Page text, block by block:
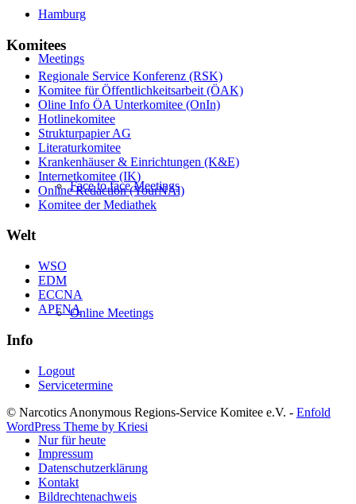
Meetings
Face to face Meetings
Online Meetings
Nur für heute
Hamburg
Komitees
Regionale Service Konferenz (RSK)
Komitee für Öffentlichkeitsarbeit (ÖAK)
Oline Info ÖA Unterkomitee (OnIn)
Hotlinekomitee
Strukturpapier AG
Literaturkomitee
Krankenhäuser & Einrichtungen (K&E)
Internetkomitee (IK)
Online Redaction (YourNAl)
Komitee der Mediathek
Welt
WSO
EDM
ECCNA
APFNA
Info
Logout
Servicetermine
© Narcotics Anonymous Regions-Service Komitee e.V. - Enfold
WordPress Theme by Kriesi
Impressum
Datenschutzerklärung
Kontakt
Bildrechtenachweis